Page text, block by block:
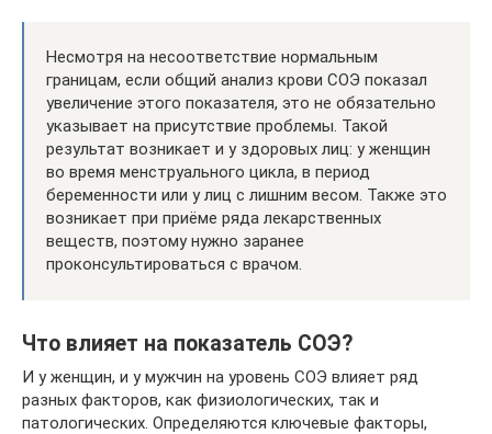
Несмотря на несоответствие нормальным
границам, если общий анализ крови СОЭ показал
увеличение этого показателя, это не обязательно
указывает на присутствие проблемы. Такой
результат возникает и у здоровых лиц: у женщин
во время менструального цикла, в период
беременности или у лиц с лишним весом. Также это
возникает при приёме ряда лекарственных
веществ, поэтому нужно заранее
проконсультироваться с врачом.
Что влияет на показатель СОЭ?
И у женщин, и у мужчин на уровень СОЭ влияет ряд
разных факторов, как физиологических, так и
патологических. Определяются ключевые факторы,